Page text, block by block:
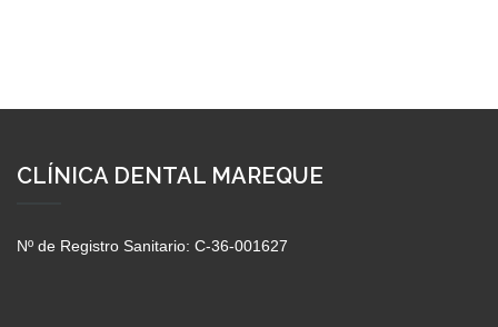
CLÍNICA DENTAL MAREQUE
Nº de Registro Sanitario: C-36-001627